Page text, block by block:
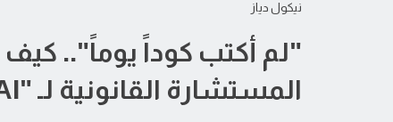
نيكول دياز
"لم أكتب كوداً يوماً".. كيف
المستشارة القانونية لـ "OpenAI"؟